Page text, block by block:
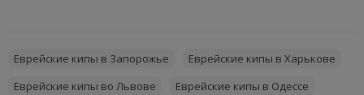
Еврейские кипы в Запорожье
Еврейские кипы в Харькове
Еврейские кипы во Львове
Еврейские кипы в Одессе